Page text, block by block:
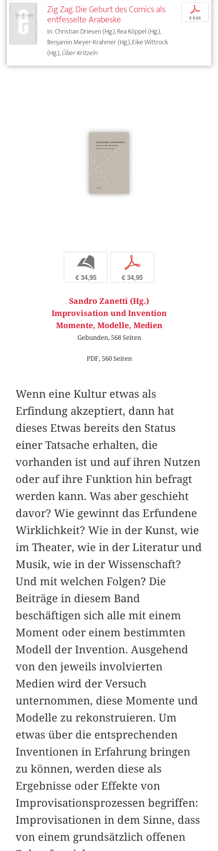
Zig Zag. Die Geburt des Comics als
entfesselte Arabeske
In: Christian Driesen (Hg.), Rea Köppel (Hg.),
Benjamin Meyer-Krahmer (Hg.), Eike Wittrock
(Hg.),Über Kritzeln
p
€ 9,95
b
€ 34,95
p
€ 34,95
Sandro Zanetti (Hg.)
Improvisation und Invention
Momente, Modelle, Medien
Gebunden, 568 Seiten
PDF, 560 Seiten
Wenn eine Kultur etwas als
Erfindung akzeptiert, dann hat
dieses Etwas bereits den Status
einer Tatsache erhalten, die
vorhanden ist und auf ihren Nutzen
oder auf ihre Funktion hin befragt
werden kann. Was aber geschieht
davor? Wie gewinnt das Erfundene
Wirklichkeit? Wie in der Kunst, wie
im Theater, wie in der Literatur und
Musik, wie in der Wissenschaft?
Und mit welchen Folgen? Die
Beiträge in diesem Band
beschäftigen sich alle mit einem
Moment oder einem bestimmten
Modell der Invention. Ausgehend
von den jeweils involvierten
Medien wird der Versuch
unternommen, diese Momente und
Modelle zu rekonstruieren. Um
etwas über die entsprechenden
Inventionen in Erfahrung bringen
zu können, werden diese als
Ergebnisse oder Effekte von
Improvisationsprozessen begriffen:
Improvisationen in dem Sinne, dass
von einem grundsätzlich offenen